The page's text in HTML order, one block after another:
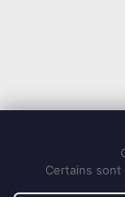
Certains